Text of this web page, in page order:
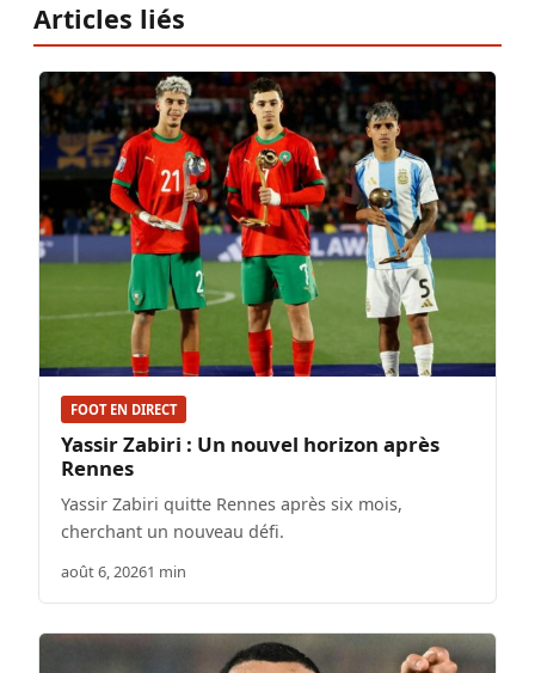
Articles liés
FOOT EN DIRECT
Yassir Zabiri : Un nouvel horizon après
Rennes
Yassir Zabiri quitte Rennes après six mois,
cherchant un nouveau défi.
août 6, 20261 min